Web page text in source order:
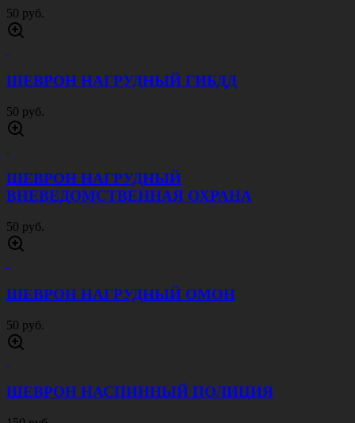
50 руб.
ШЕВРОН НАГРУДНЫЙ ГИБДД
50 руб.
ШЕВРОН НАГРУДНЫЙ
ВНЕВЕДОМСТВЕННАЯ ОХРАНА
50 руб.
ШЕВРОН НАГРУДНЫЙ ОМОН
50 руб.
ШЕВРОН НАСПИННЫЙ ПОЛИЦИЯ